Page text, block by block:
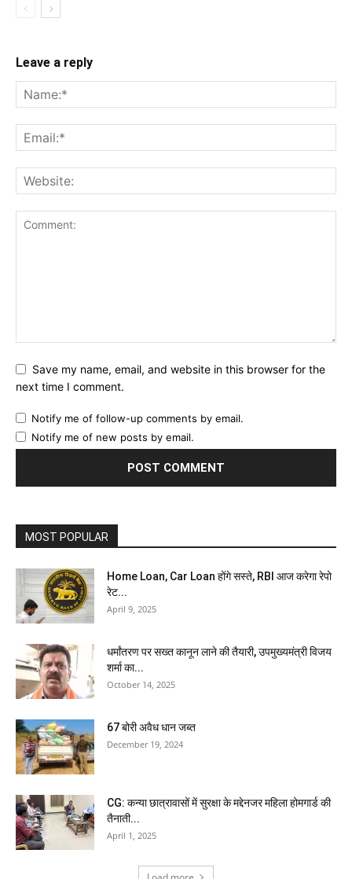
Leave a reply
Save my name, email, and website in this browser for the
next time I comment.
Notify me of follow-up comments by email.
Notify me of new posts by email.
MOST POPULAR
Home Loan, Car Loan होंगे सस्ते, RBI आज करेगा रेपो
रेट...
April 9, 2025
धर्मांतरण पर सख्त कानून लाने की तैयारी, उपमुख्यमंत्री विजय
शर्मा का...
October 14, 2025
67 बोरी अवैध धान जब्त
December 19, 2024
CG: कन्या छात्रावासों में सुरक्षा के मद्देनजर महिला होमगार्ड की
तैनाती...
April 1, 2025